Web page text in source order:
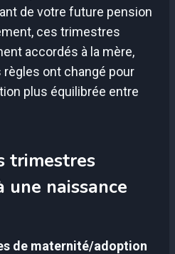
de votre future pension
ces trimestres
accordés à la mère,
ont changé pour
plus équilibrée entre
trimestres
naissance
de maternité/adoption